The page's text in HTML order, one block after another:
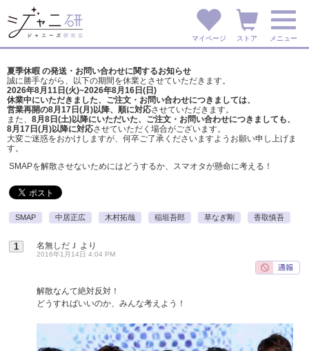
マイページ ストア メニュー
夏季休暇 の発送・お問い合わせに関するお知らせ
誠に勝手ながら、以下の期間を休業とさせていただきます。
2026年8月11日(火)~2026年8月16日(日)
休業中にいただきました、ご注文・お問い合わせにつきましては、
営業再開の8月17日(月)以降、順に対応させていただきます。
また、 8月8日(土)以降にいただいた、ご注文・ お問い合わせにつきましても、
8月17日(月)以降に対応させていただく場合がございます。
大変ご迷惑をおかけしますが、 何卒ご了承くださいますようお願い申し上げま
す。
SMAPを解散させないためにはどうするか、スマオタが懸命に考える！
SMAP 中居正広 木村拓哉 稲垣吾郎 草なぎ剛 香取慎吾
1 名無しだＪ より
2016年1月14日 4:04 PM
解散なんて絶対反対！
どうすればいいのか、みんな考えよう！